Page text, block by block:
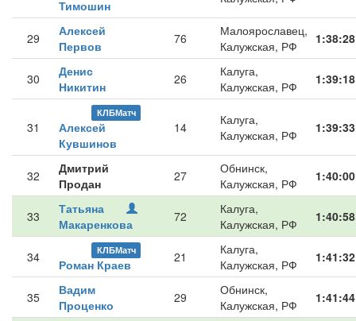
Тимошин
29
Алексей
Первов
76
Малоярославец,
Калужская, РФ
1:38:28
30
Денис
Никитин
26
Калуга,
Калужская, РФ
1:39:18
31
КЛБМатч
Алексей
Кувшинов
14
Калуга,
Калужская, РФ
1:39:33
32
Дмитрий
Продан
27
Обнинск,
Калужская, РФ
1:40:00
33
Татьяна
Макаренкова
72
Калуга,
Калужская, РФ
1:40:58
34 КЛБМатч
Роман Краев 21
Калуга,
Калужская, РФ
1:41:32
35
Вадим
Проценко
29
Обнинск,
Калужская, РФ
1:41:44